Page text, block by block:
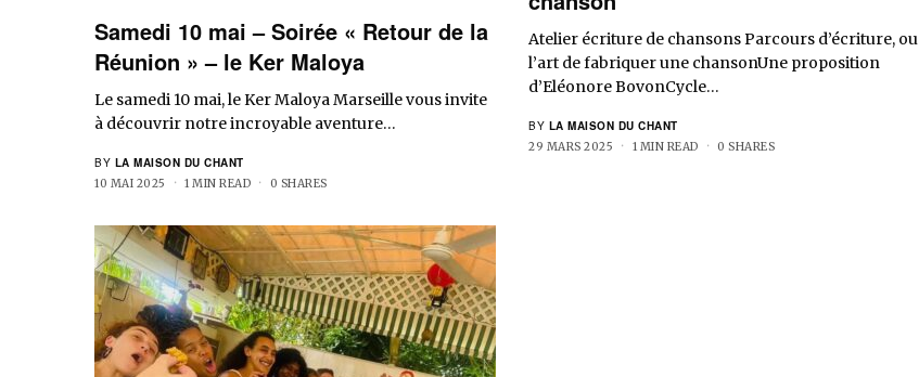
Samedi 10 mai – Soirée « Retour de la
Réunion » – le Ker Maloya
Le samedi 10 mai, le Ker Maloya Marseille vous invite
à découvrir notre incroyable aventure…
BY LA MAISON DU CHANT
10 MAI 2025 1 MIN READ 0 SHARES
Atelier écriture de chansons Parcours d’écriture, ou
l’art de fabriquer une chansonUne proposition
d’Eléonore BovonCycle…
BY LA MAISON DU CHANT
29 MARS 2025 1 MIN READ 0 SHARES